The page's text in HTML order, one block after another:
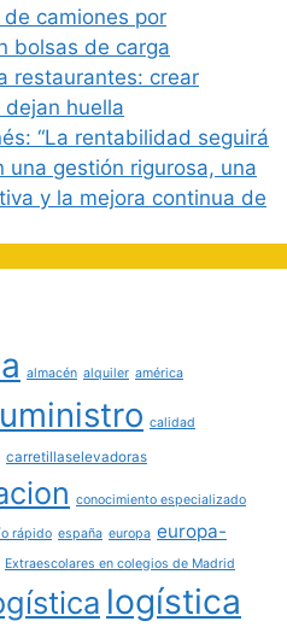
camiones por
bolsas de carga
restaurantes: crear
huella
“La rentabilidad seguirá
una gestión rigurosa, una
y la mejora continua de
almacén alquiler américa
calidad
carretillaselevadoras
conocimiento especializado
rápido españa europa europa-
Extraescolares en colegios de Madrid
logística